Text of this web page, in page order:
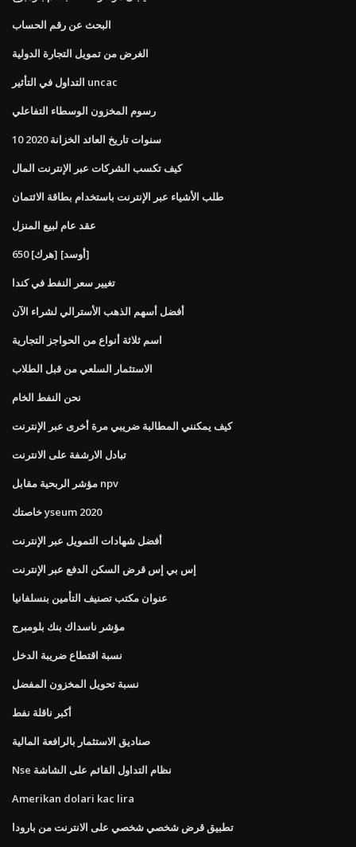
البحث عن رقم الحساب
الغرض من تمويل التجارة الدولية
التداول في التأثير uncac
رسوم المخزون الوسطاء التفاعلي
10 سنوات تاريخ العائد الخزانة 2020
كيف تكسب الشركات عبر الإنترنت المال
طلب الأشياء عبر الإنترنت باستخدام بطاقة الائتمان
عقد عام لبيع المنزل
650 [هرك] [أوسد]
تغيير سعر النفط في كندا
أفضل أسهم الذهب الأسترالي لشراء الآن
اسم ثلاثة أنواع من الحواجز التجارية
الاستثمار السلعي من قبل الطلاب
نحن النفط الخام
كيف يمكنني المطالبة ضريبي مرة أخرى عبر الإنترنت
تبادل الارشفة على الانترنت
مؤشر الربحية مقابل npv
خاصتك yseum 2020
أفضل شهادات التمويل عبر الإنترنت
إس بي إس قرض السكن الدفع عبر الإنترنت
عنوان مكتب تصنيف التأمين بنسلفانيا
مؤشر ناسداك بنك بلومبرج
نسبة اقتطاع ضريبة الدخل
نسبة تحويل المخزون المفضل
أكبر ناقلة نفط
صناديق الاستثمار بالرافعة المالية
Nse نظام التداول القائم على الشاشة
Amerikan dolari kac lira
تطبيق قرض شخصي شخصي على الانترنت من بارودا